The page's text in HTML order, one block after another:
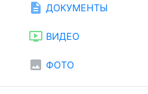
description ДОКУМЕНТЫ
ondemand_video ВИДЕО
image ФОТО